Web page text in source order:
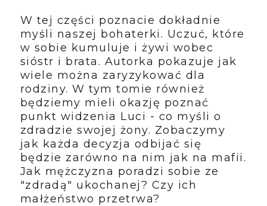
W tej części poznacie dokładnie
myśli naszej bohaterki. Uczuć, które
w sobie kumuluje i żywi wobec
sióstr i brata. Autorka pokazuje jak
wiele można zaryzykować dla
rodziny. W tym tomie również
będziemy mieli okazję poznać
punkt widzenia Luci - co myśli o
zdradzie swojej żony. Zobaczymy
jak każda decyzja odbijać się
będzie zarówno na nim jak na mafii.
Jak mężczyzna poradzi sobie ze
"zdradą" ukochanej? Czy ich
małżeństwo przetrwa?